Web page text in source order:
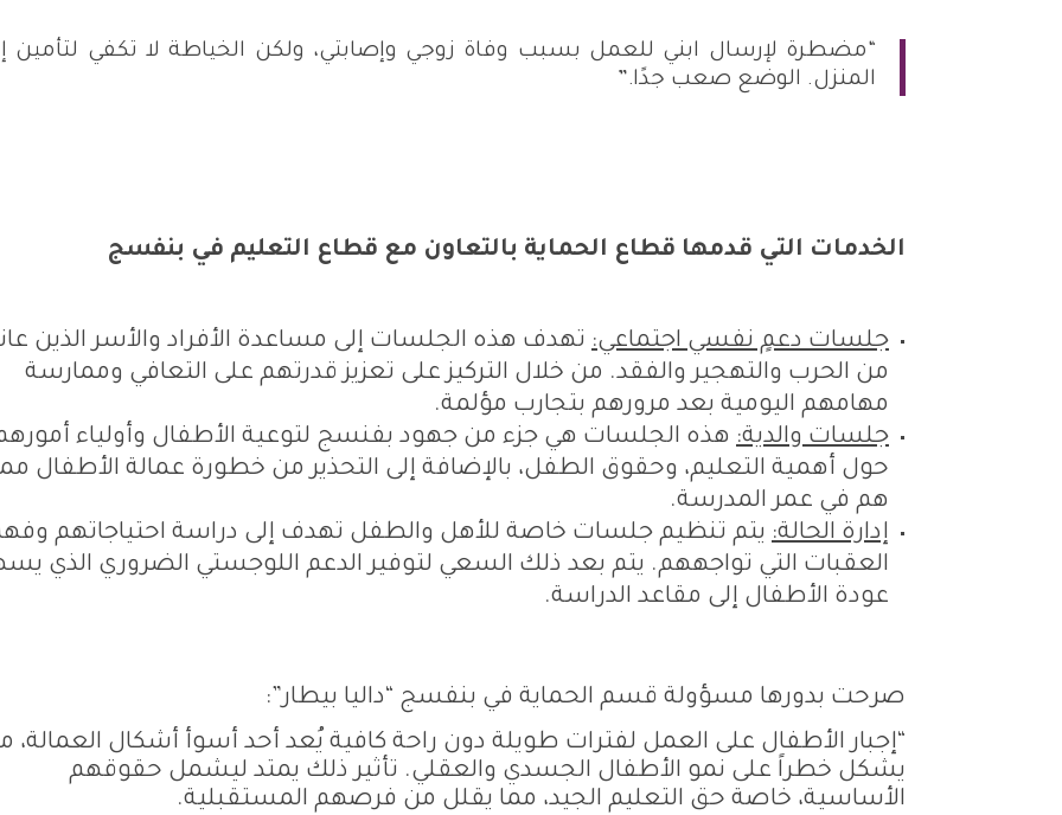
“مضطرة لإرسال ابني للعمل بسبب وفاة زوجي وإصابتي، ولكن الخياطة لا تكفي لتأمين
المنزل. الوضع صعب جدًا.”
الخدمات التي قدمها قطاع الحماية بالتعاون مع قطاع التعليم في بنفسج
جلسات دعمٍ نفسي اجتماعي: تهدف هذه الجلسات إلى مساعدة الأفراد والأسر الذين
من الحرب والتهجير والفقد. من خلال التركيز على تعزيز قدرتهم على التعافي وممارسة
مهامهم اليومية بعد مرورهم بتجارب مؤلمة.
جلسات والدية: هذه الجلسات هي جزء من جهود بفنسج لتوعية الأطفال وأولياء
حول أهمية التعليم، وحقوق الطفل، بالإضافة إلى التحذير من خطورة عمالة الأطفال
هم في عمر المدرسة.
إدارة الحالة: يتم تنظيم جلسات خاصة للأهل والطفل تهدف إلى دراسة احتياجاتهم
العقبات التي تواجههم. يتم بعد ذلك السعي لتوفير الدعم اللوجستي الضروري الذي
عودة الأطفال إلى مقاعد الدراسة.
صرحت بدورها مسؤولة قسم الحماية في بنفسج “داليا بيطار”:
“إجبار الأطفال على العمل لفترات طويلة دون راحة كافية يُعد أحد أسوأ أشكال العمالة،
يشكل خطراً على نمو الأطفال الجسدي والعقلي. تأثير ذلك يمتد ليشمل حقوقهم
الأساسية، خاصة حق التعليم الجيد، مما يقلل من فرصهم المستقبلية.